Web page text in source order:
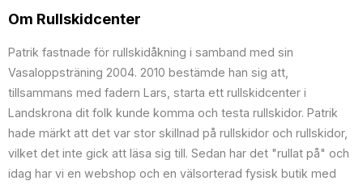
Om Rullskidcenter
Patrik fastnade för rullskidåkning i samband med sin
Vasaloppsträning 2004. 2010 bestämde han sig att,
tillsammans med fadern Lars, starta ett rullskidcenter i
Landskrona dit folk kunde komma och testa rullskidor. Patrik
hade märkt att det var stor skillnad på rullskidor och rullskidor,
vilket det inte gick att läsa sig till. Sedan har det "rullat på" och
idag har vi en webshop och en välsorterad fysisk butik med